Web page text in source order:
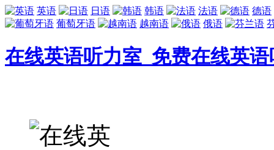
英语 日语 韩语 法语
德语
葡萄牙语
越南语 俄语
在线英语听力室_免费在线英